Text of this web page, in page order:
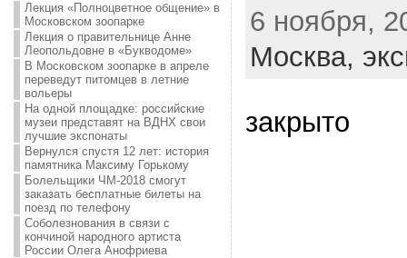
Лекция «Полноцветное общение» в
Московском зоопарке
Лекция о правительнице Анне
Леопольдовне в «Букводоме»
В Московском зоопарке в апреле
переведут питомцев в летние
вольеры
На одной площадке: российские
музеи представят на ВДНХ свои
лучшие экспонаты
Вернулся спустя 12 лет: история
памятника Максиму Горькому
Болельщики ЧМ-2018 смогут
заказать бесплатные билеты на
поезд по телефону
Соболезнования в связи с
кончиной народного артиста
России Олега Анофриева
6 ноября,
Москва,
закрыто